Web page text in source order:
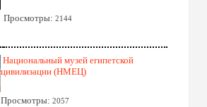
Просмотры: 2144
Национальный музей египетской
цивилизации (НМЕЦ)
Просмотры: 2057